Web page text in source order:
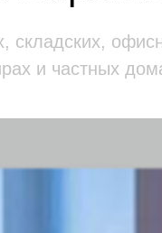
складских,
и частных